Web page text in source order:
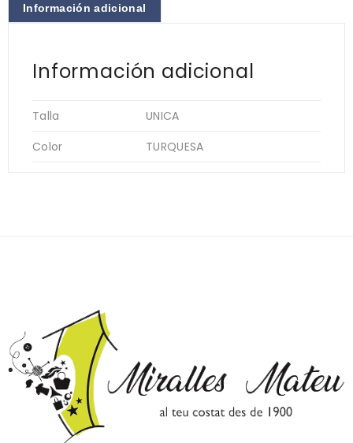
Información adicional
Información adicional
Talla
UNICA
Color
TURQUESA